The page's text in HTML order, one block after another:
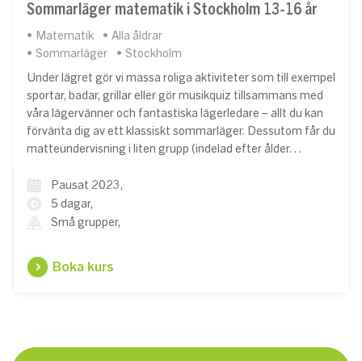
Sommarläger matematik i Stockholm 13-16 år
Matematik
Alla åldrar
Sommarläger
Stockholm
Under lägret gör vi massa roliga aktiviteter som till exempel
sportar, badar, grillar eller gör musikquiz tillsammans med
våra lägervänner och fantastiska lägerledare – allt du kan
förvänta dig av ett klassiskt sommarläger. Dessutom får du
matteundervisning i liten grupp (indelad efter ålder…
Pausat 2023,
5 dagar,
Små grupper,
Boka kurs